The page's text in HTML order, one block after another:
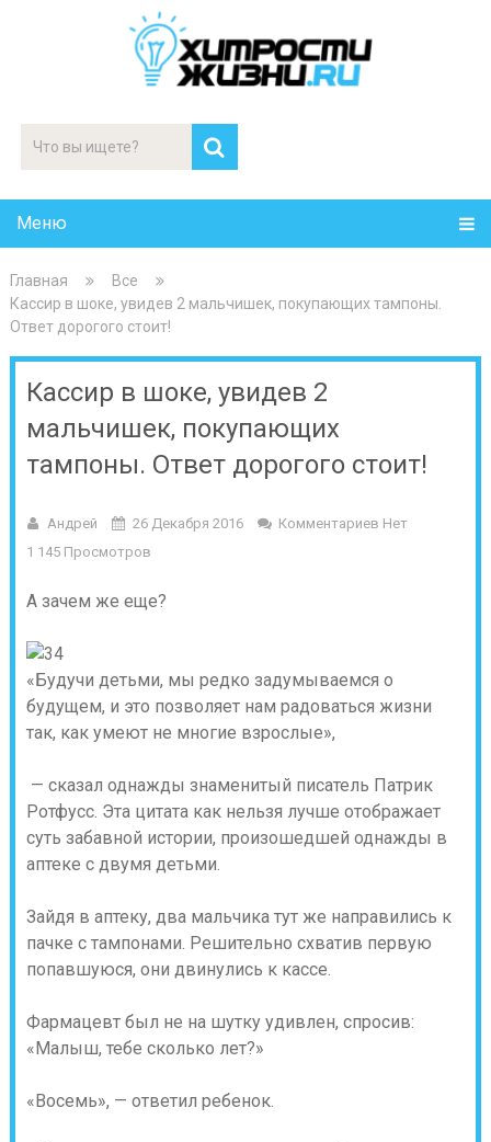
Меню
Главная
Все
Кассир в шоке, увидев 2 мальчишек, покупающих тампоны.
Ответ дорогого стоит!
Кассир в шоке, увидев 2
мальчишек, покупающих
тампоны. Ответ дорогого стоит!
Андрей 26 Декабря 2016
Комментариев Нет
1 145 Просмотров
А зачем же еще?
«Будучи детьми, мы редко задумываемся о
будущем, и это позволяет нам радоваться жизни
так, как умеют не многие взрослые»,
— сказал однажды знаменитый писатель Патрик
Ротфусс. Эта цитата как нельзя лучше отображает
суть забавной истории, произошедшей однажды в
аптеке с двумя детьми.
Зайдя в аптеку, два мальчика тут же направились к
пачке с тампонами. Решительно схватив первую
попавшуюся, они двинулись к кассе.
Фармацевт был не на шутку удивлен, спросив:
«Малыш, тебе сколько лет?»
«Восемь», — ответил ребенок.